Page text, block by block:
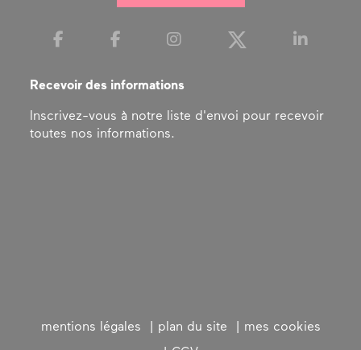
Recevoir des informations
Inscrivez-vous à notre liste d'envoi pour recevoir
toutes nos informations.
mentions légales plan du site
mes cookies